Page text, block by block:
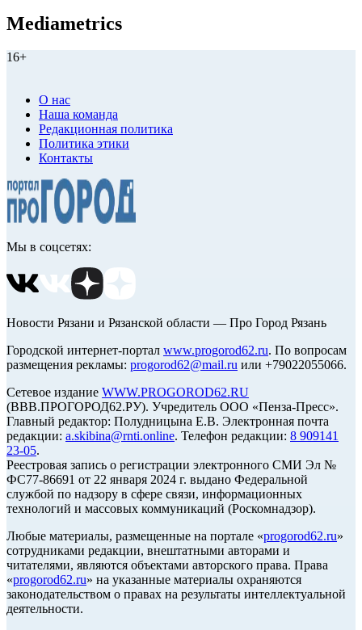
Mediametrics
16+
О нас
Наша команда
Редакционная политика
Политика этики
Контакты
Мы в соцсетях:
Новости Рязани и Рязанской области — Про Город Рязань
Городской интернет-портал www.progorod62.ru. По вопросам
размещения рекламы: progorod62@mail.ru или +79022055066.
Сетевое издание WWW.PROGOROD62.RU
(ВВВ.ПРОГОРОД62.РУ). Учредитель ООО «Пенза-Пресс».
Главный редактор: Полудницына Е.В. Электронная почта
редакции: a.skibina@rnti.online. Телефон редакции: 8 909141
23-05.
Реестровая запись о регистрации электронного СМИ Эл №
ФС77-86691 от 22 января 2024 г. выдано Федеральной
службой по надзору в сфере связи, информационных
технологий и массовых коммуникаций (Роскомнадзор).
Любые материалы, размещенные на портале «progorod62.ru»
сотрудниками редакции, внештатными авторами и
читателями, являются объектами авторского права. Права
«progorod62.ru» на указанные материалы охраняются
законодательством о правах на результаты интеллектуальной
деятельности.